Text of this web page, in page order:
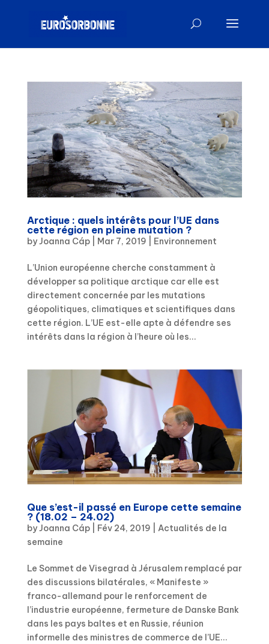
Arctique : quels intérêts pour l’UE dans
cette région en pleine mutation ?
byJoanna Cáp| Mar 7, 2019 Environnement
L’Union européenne cherche constamment à
développer sa politique arctique car elle est
directement concernée par les mutations
géopolitiques, climatiques et scientifiques dans
cette région. L’UE est-elle apte à défendre ses
intérêts dans la région à l’heure où les...
Que s’est-il passé en Europe cette semaine
? (18.02 – 24.02)
byJoanna Cáp| Fév 24, 2019
Actualités de la
semaine
Le Sommet de Visegrad à Jérusalem remplacé par
des discussions bilatérales, « Manifeste »
franco-allemand pour le renforcement de
l’industrie européenne, fermeture de Danske Bank
dans les pays baltes et en Russie, réunion
informelle des ministres de commerce de l’UE...